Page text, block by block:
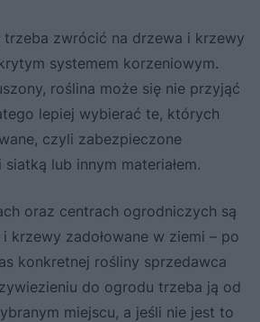
trzeba zwrócić na drzewa i krzewy
systemem korzeniowym.
roślina może się nie przyjąć
lepiej wybierać te, których
czyli zabezpieczone
lub innym materiałem.
oraz centrach ogrodniczych są
krzewy zadołowane w ziemi – po
konkretnej rośliny sprzedawca
do ogrodu trzeba ją od
miejscu, a jeśli nie jest to